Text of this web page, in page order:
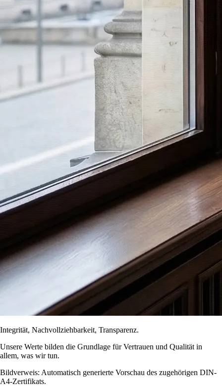
Integrität, Nachvollziehbarkeit, Transparenz.
Unsere Werte bilden die Grundlage für Vertrauen und Qualität in
allem, was wir tun.
Bildverweis: Automatisch generierte Vorschau des zugehörigen DIN-
A4-Zertifikats.